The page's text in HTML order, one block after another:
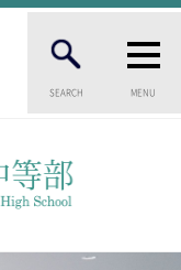
SEARCH MENU